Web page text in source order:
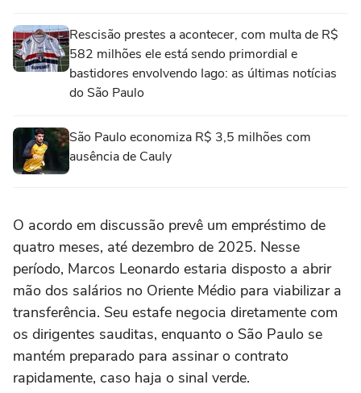
Rescisão prestes a acontecer, com multa de R$
582 milhões ele está sendo primordial e
bastidores envolvendo Iago: as últimas notícias
do São Paulo
São Paulo economiza R$ 3,5 milhões com
ausência de Cauly
O acordo em discussão prevê um empréstimo de
quatro meses, até dezembro de 2025. Nesse
período, Marcos Leonardo estaria disposto a abrir
mão dos salários no Oriente Médio para viabilizar a
transferência. Seu estafe negocia diretamente com
os dirigentes sauditas, enquanto o São Paulo se
mantém preparado para assinar o contrato
rapidamente, caso haja o sinal verde.